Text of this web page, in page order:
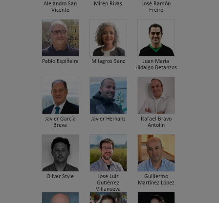
Alejandro San
Vicente
Miren Rivas
José Ramón
Freire
Pablo Espiñeira Milagros Sanz
Juan María
Hidalgo Betanzos
Javier García
Breva
Javier Hernanz
Rafael Bravo
Antolín
Oliver Style
José Luis
Gutiérrez
Villanueva
Guillermo
Martínez López